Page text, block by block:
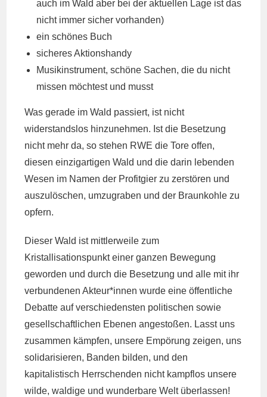
auch im Wald aber bei der aktuellen Lage ist das
nicht immer sicher vorhanden)
ein schönes Buch
sicheres Aktionshandy
Musikinstrument, schöne Sachen, die du nicht
missen möchtest und musst
Was gerade im Wald passiert, ist nicht
widerstandslos hinzunehmen. Ist die Besetzung
nicht mehr da, so stehen RWE die Tore offen,
diesen einzigartigen Wald und die darin lebenden
Wesen im Namen der Profitgier zu zerstören und
auszulöschen, umzugraben und der Braunkohle zu
opfern.
Dieser Wald ist mittlerweile zum
Kristallisationspunkt einer ganzen Bewegung
geworden und durch die Besetzung und alle mit ihr
verbundenen Akteur*innen wurde eine öffentliche
Debatte auf verschiedensten politischen sowie
gesellschaftlichen Ebenen angestoßen. Lasst uns
zusammen kämpfen, unsere Empörung zeigen, uns
solidarisieren, Banden bilden, und den
kapitalistisch Herrschenden nicht kampflos unsere
wilde, waldige und wunderbare Welt überlassen!